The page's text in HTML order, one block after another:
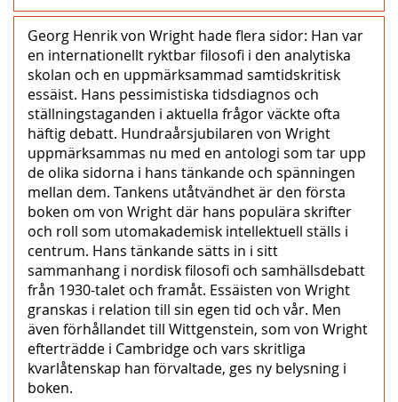
Georg Henrik von Wright hade flera sidor: Han var
en internationellt ryktbar filosofi i den analytiska
skolan och en uppmärksammad samtidskritisk
essäist. Hans pessimistiska tidsdiagnos och
ställningstaganden i aktuella frågor väckte ofta
häftig debatt. Hundraårsjubilaren von Wright
uppmärksammas nu med en antologi som tar upp
de olika sidorna i hans tänkande och spänningen
mellan dem. Tankens utåtvändhet är den första
boken om von Wright där hans populära skrifter
och roll som utomakademisk intellektuell ställs i
centrum. Hans tänkande sätts in i sitt
sammanhang i nordisk filosofi och samhällsdebatt
från 1930-talet och framåt. Essäisten von Wright
granskas i relation till sin egen tid och vår. Men
även förhållandet till Wittgenstein, som von Wright
efterträdde i Cambridge och vars skritliga
kvarlåtenskap han förvaltade, ges ny belysning i
boken.